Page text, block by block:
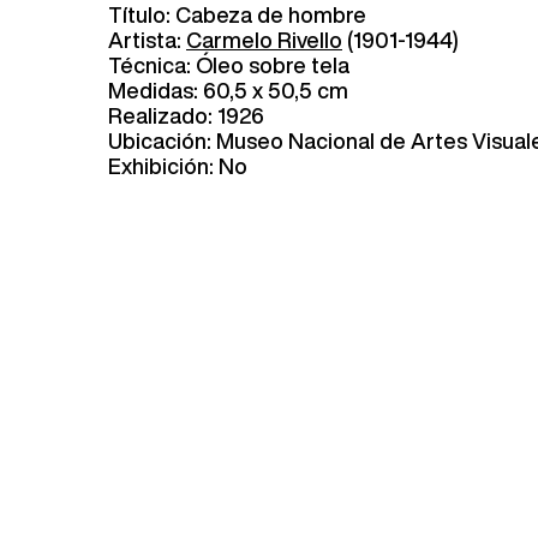
Título: Cabeza de hombre
Artista: Carmelo Rivello (1901-1944)
Técnica: Óleo sobre tela
Medidas: 60,5 x 50,5 cm
Realizado: 1926
Ubicación: Museo Nacional de Artes
Exhibición: No